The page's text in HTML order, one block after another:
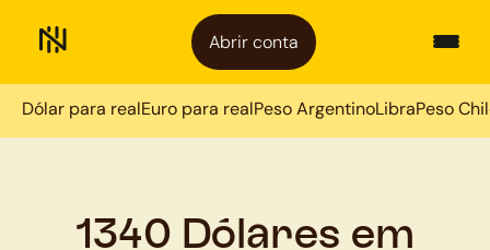
Abrir conta
Dólar para realEuro para realPeso ArgentinoLibraPeso
1340 Dólares em